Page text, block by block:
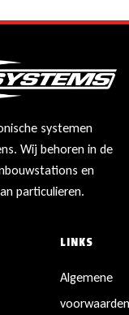
systemen
Wij behoren in de
en
particulieren.
LINKS
Algemene